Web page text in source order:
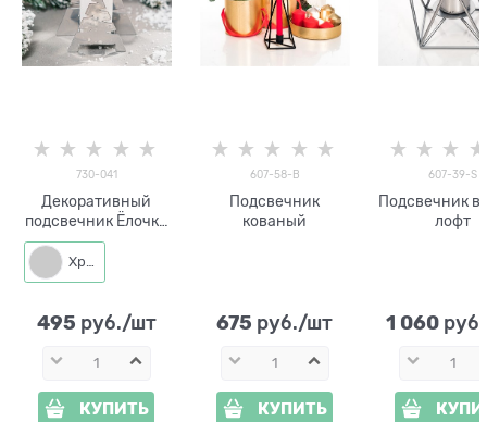
730-041
Декоративный
подсвечник Ёлочка
для одной свечи
Хром
495 руб./шт
КУПИТЬ
607-58-B
Подсвечник
кованый
675 руб./шт
КУПИТЬ
607-39-S
Подсвечник в
лофт
1 060